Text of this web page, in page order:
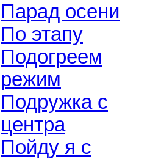
Парад осени
По этапу
Подогреем
режим
Подружка с
центра
Пойду я с